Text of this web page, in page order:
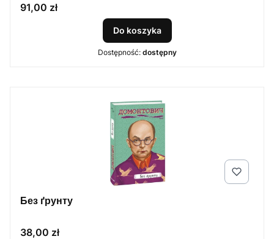
Cena
91,00 zł
Do koszyka
Dostępność: dostępny
Без ґрунту
Cena
38,00 zł